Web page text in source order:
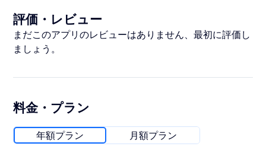
評価・レビュー
まだこのアプリのレビューはありません、最初に評価し
ましょう。
料金・プラン
年額プラン 月額プラン